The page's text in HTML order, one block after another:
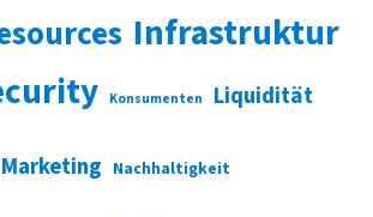
Infrastruktur
Konsumenten Liquidität
Marketing Nachhaltigkeit